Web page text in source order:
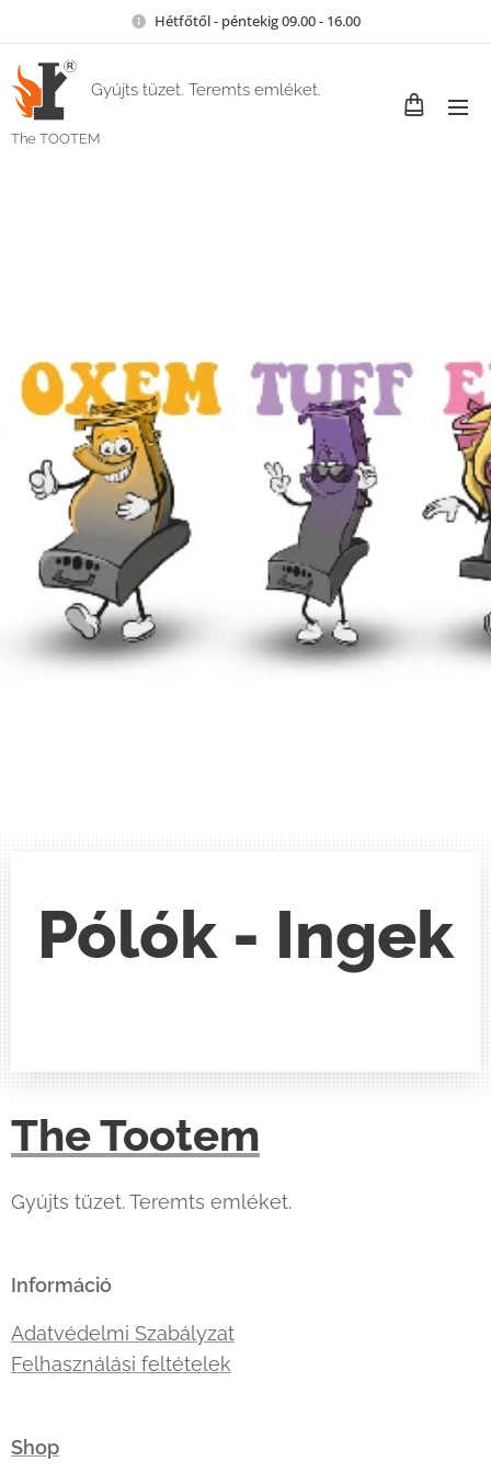
Hétfőtől - péntekig 09.00 - 16.00
Gyújts tüzet. Teremts emléket.
The TOOTEM
Pólók - Ingek
The Tootem
Gyújts tüzet. Teremts emléket.
Információ
Adatvédelmi Szabályzat
Felhasználási feltételek
Shop